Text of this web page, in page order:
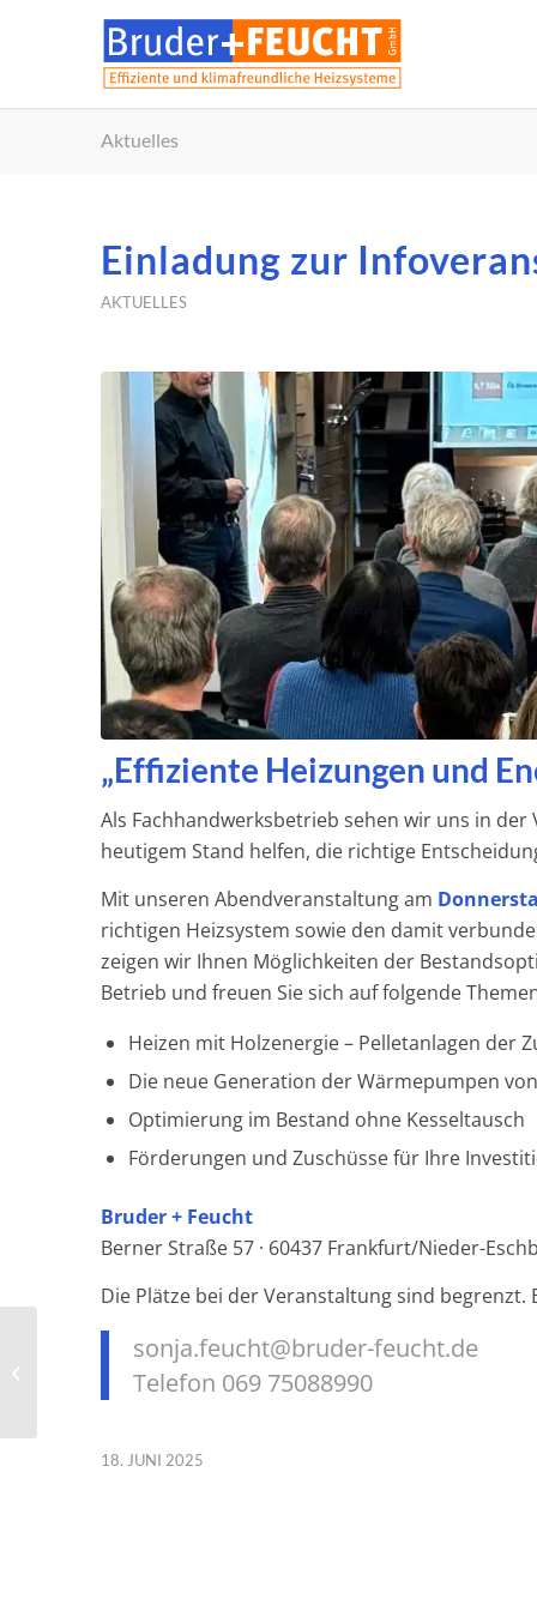
Aktuelles
Einladung zur
AKTUELLES
„Effiziente Heizungen und
Als Fachhandwerksbetrieb sehen wir uns in
heutigem Stand helfen, die richtige
Mit unseren Abendveranstaltung am
richtigen Heizsystem sowie den damit
zeigen wir Ihnen Möglichkeiten der
Betrieb und freuen Sie sich auf folgende
Heizen mit Holzenergie – Pelletanlagen der
Die neue Generation der Wärmepumpen
Optimierung im Bestand ohne Kesseltausch
Förderungen und Zuschüsse für Ihre
Bruder + Feucht
Berner Straße 57 · 60437 Frankfurt/Nieder-
Die Plätze bei der Veranstaltung sind
sonja.feucht@bruder-feucht.de
Telefon 069 75088990
18. JUNI 2025
Recap Betriebsausflug
2025 in Österreich